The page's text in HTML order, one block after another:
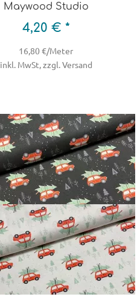
Maywood Studio
4,20 € *
16,80 €/Meter
inkl. MwSt, zzgl. Versand